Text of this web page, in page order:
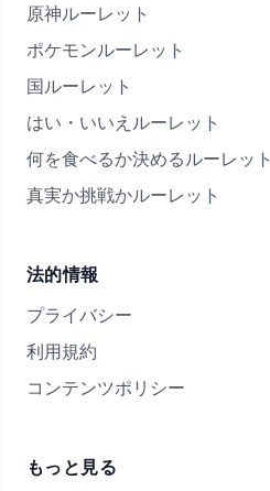
原神ルーレット
ポケモンルーレット
国ルーレット
はい・いいえルーレット
何を食べるか決めるルーレット
真実か挑戦かルーレット
法的情報
プライバシー
利用規約
コンテンツポリシー
もっと見る